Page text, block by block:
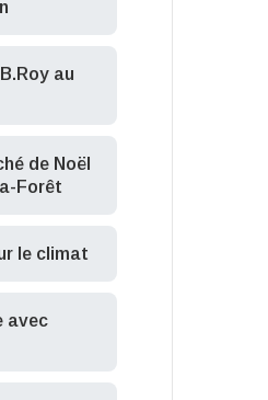
au
de Noël
Forêt
le climat
avec